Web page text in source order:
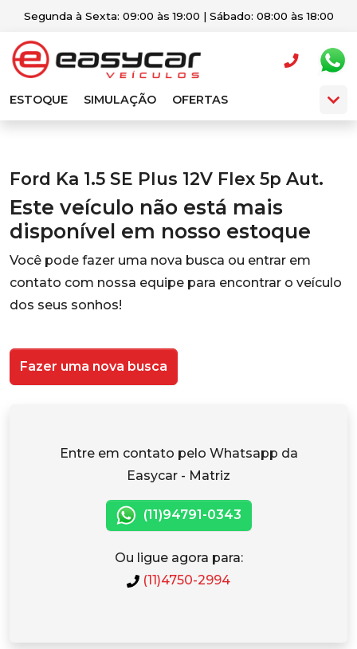
Segunda à Sexta: 09:00 às 19:00 | Sábado: 08:00 às 18:00
ESTOQUE SIMULAÇÃO OFERTAS
Ford Ka 1.5 SE Plus 12V Flex 5p Aut.
Este veículo não está mais
disponível em nosso estoque
Você pode fazer uma nova busca ou entrar em
contato com nossa equipe para encontrar o veículo
dos seus sonhos!
Fazer uma nova busca
Entre em contato pelo Whatsapp da
Easycar - Matriz
(11)94791-0343
Ou ligue agora para:
(11)4750-2994